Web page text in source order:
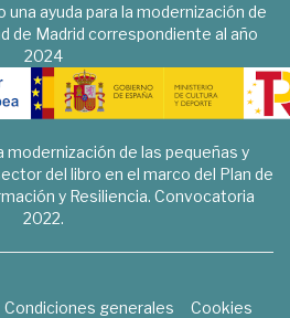
una ayuda para la modernización de
de Madrid correspondiente al año
2024
modernización de las pequeñas y
del libro en el marco del Plan de
y Resiliencia. Convocatoria
2022.
Condiciones generales
Cookies